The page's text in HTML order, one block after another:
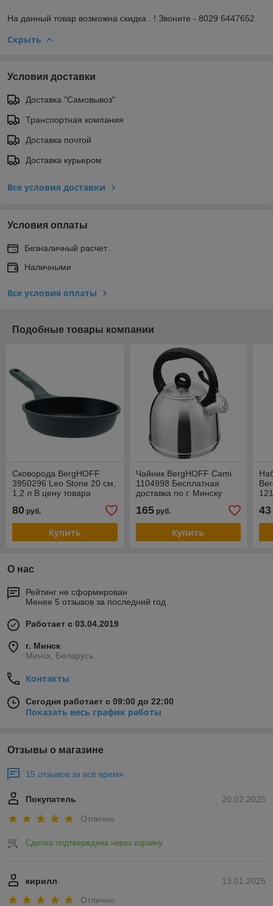
На данный товар возможна скидка . ! Звоните - 8029 6447652
Скрыть
Условия доставки
Доставка "Самовывоз"
Транспортная компания
Доставка почтой
Доставка курьером
Все условия доставки
Условия оплаты
Безналичный расчет
Наличными
Все условия оплаты
Подобные товары компании
Сковорода BergHOFF
3950296 Leo Stone 20 см,
1,2 л В цену товара
Минску. Фирменная
гарант
80 руб.
Купить
Чайник BergHOFF Cami
1104998 Бесплатная
доставка по г. Минску
165руб.
Купить
43
О нас
Рейтинг не сформирован
Менее 5 отзывов за последний год
Работает с 03.04.2019
г. Минск
Минск, Беларусь
Контакты
Сегодня работает с 09:00 до 22:00
Показать весь график работы
Отзывы о магазине
15 отзывов за всё время
20.02.2025
Покупатель
Отлично
Сделка подтверждена через корзину
13.01.2025
кирилл
Отлично